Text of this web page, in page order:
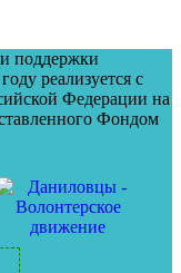
поддержки
реализуется с
Федерации на
Фондом